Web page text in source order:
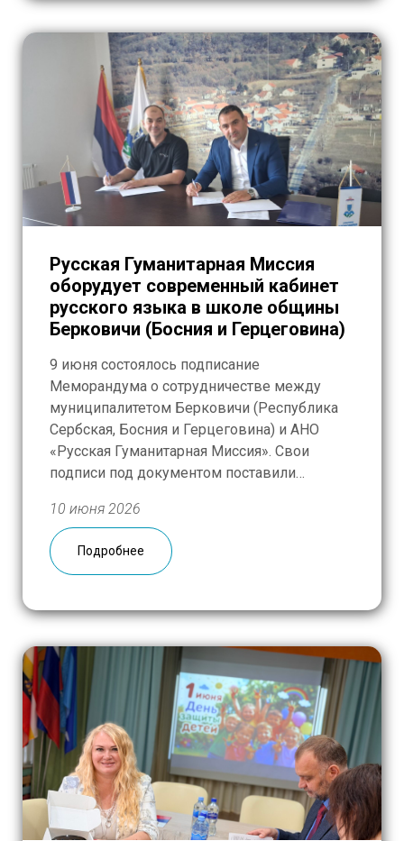
Русская Гуманитарная Миссия
оборудует современный кабинет
русского языка в школе общины
Берковичи (Босния и Герцеговина)
9 июня состоялось подписание
Меморандума о сотрудничестве между
муниципалитетом Берковичи (Республика
Сербская, Босния и Герцеговина) и АНО
«Русская Гуманитарная Миссия». Свои
подписи под документом поставили
и Бранимир Нешич, глава
представительства АНО «Русская
Гуманитарная Миссия» на Балканах.
Документ является основой для
образования в регионе. Первым проектом в
рамках […]
10 июня 2026
Подробнее